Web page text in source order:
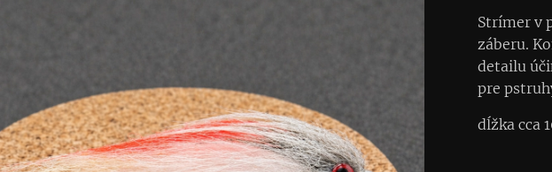
Strímer v
záberu.
detailu
pre
dĺžka cca